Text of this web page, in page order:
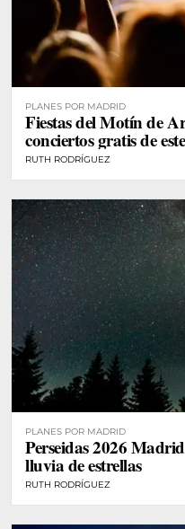
PLANES POR MADRID
Fiestas del Motín de
conciertos gratis de
RUTH RODRÍGUEZ
PLANES POR MADRID
Perseidas 2026
lluvia de estrellas
RUTH RODRÍGUEZ